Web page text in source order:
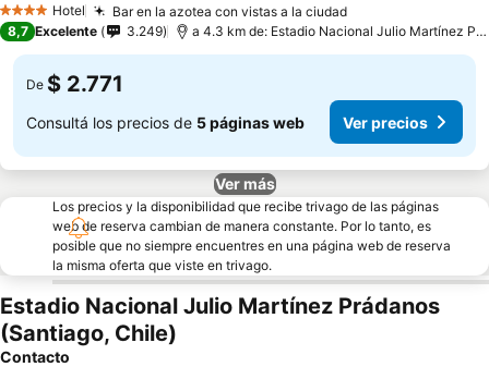
4 EstrellasHotel Bar en la azotea con vistas a la ciudad
8,7 Excelente 3.249 a 4.3 km de: Estadio Nacional Julio Martínez Prádanos
De $ 2.771
Consultá los precios de 5 páginas web Ver precios
Ver más
Los precios y la disponibilidad que recibe trivago de las páginas
web de reserva cambian de manera constante. Por lo tanto, es
posible que no siempre encuentres en una página web de reserva
la misma oferta que viste en trivago.
Estadio Nacional Julio Martínez Prádanos
(Santiago, Chile)
Contacto